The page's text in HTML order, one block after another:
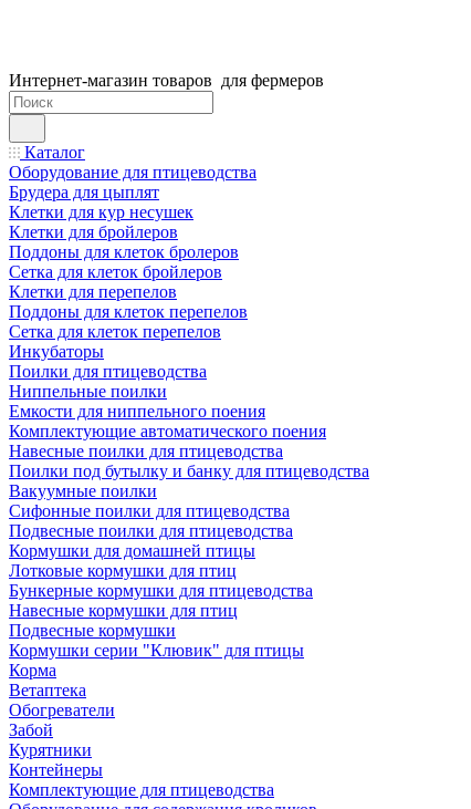
Интернет-магазин товаров для фермеров
Каталог
Оборудование для птицеводства
Брудера для цыплят
Клетки для кур несушек
Клетки для бройлеров
Поддоны для клеток бролеров
Сетка для клеток бройлеров
Клетки для перепелов
Поддоны для клеток перепелов
Сетка для клеток перепелов
Инкубаторы
Поилки для птицеводства
Ниппельные поилки
Емкости для ниппельного поения
Комплектующие автоматического поения
Навесные поилки для птицеводства
Поилки под бутылку и банку для птицеводства
Вакуумные поилки
Сифонные поилки для птицеводства
Подвесные поилки для птицеводства
Кормушки для домашней птицы
Лотковые кормушки для птиц
Бункерные кормушки для птицеводства
Навесные кормушки для птиц
Подвесные кормушки
Кормушки серии "Клювик" для птицы
Корма
Ветаптека
Обогреватели
Забой
Курятники
Контейнеры
Комплектующие для птицеводства